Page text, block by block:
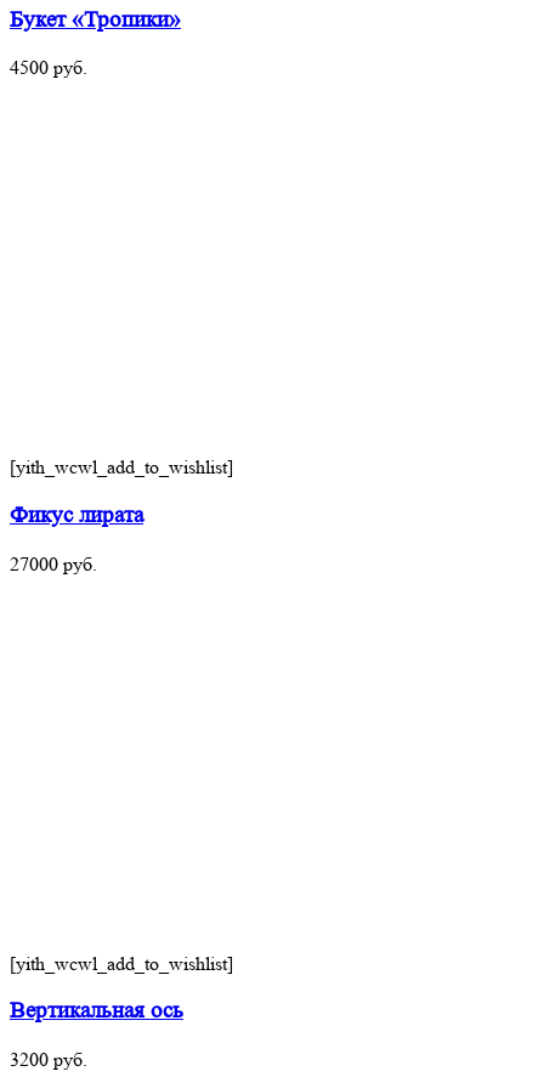
Букет «Тропики»
4500 руб.
[yith_wcwl_add_to_wishlist]
Фикус лирата
27000 руб.
[yith_wcwl_add_to_wishlist]
Вертикальная ось
3200 руб.